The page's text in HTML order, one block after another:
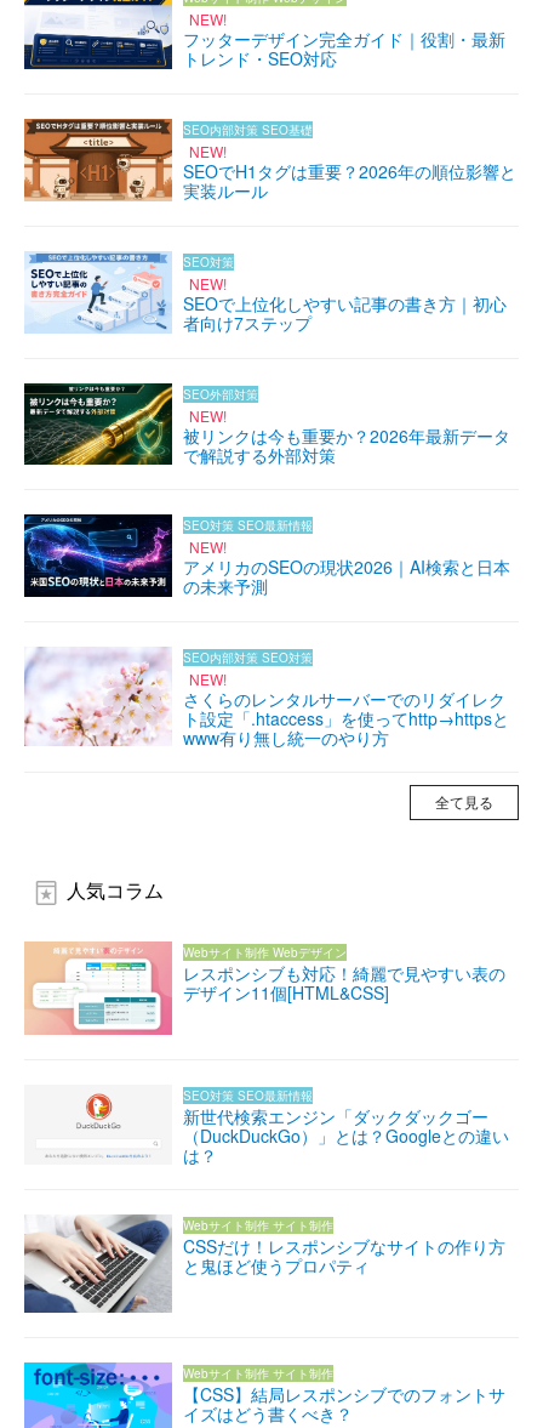
NEW!
フッターデザイン完全ガイド｜役割・最新
トレンド・SEO対応
SEO内部対策 SEO基礎
NEW!
SEOでH1タグは重要？2026年の順位影響と
実装ルール
SEO対策
NEW!
SEOで上位化しやすい記事の書き方｜初心
者向け7ステップ
SEO外部対策
NEW!
被リンクは今も重要か？2026年最新データ
で解説する外部対策
SEO対策 SEO最新情報
NEW!
アメリカのSEOの現状2026｜AI検索と日本
の未来予測
SEO内部対策 SEO対策
NEW!
さくらのレンタルサーバーでのリダイレク
ト設定「.htaccess」を使ってhttp→httpsと
www有り無し統一のやり方
全て見る
人気コラム
Webサイト制作 Webデザイン
レスポンシブも対応！綺麗で見やすい表の
デザイン11個[HTML&CSS]
SEO対策 SEO最新情報
新世代検索エンジン「ダックダックゴー
（DuckDuckGo）」とは？Googleとの違い
は？
Webサイト制作 サイト制作
CSSだけ！レスポンシブなサイトの作り方
と鬼ほど使うプロパティ
Webサイト制作 サイト制作
【CSS】結局レスポンシブでのフォントサ
イズはどう書くべき？